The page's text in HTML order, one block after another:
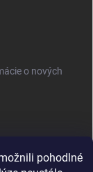
pohodlné
o nových